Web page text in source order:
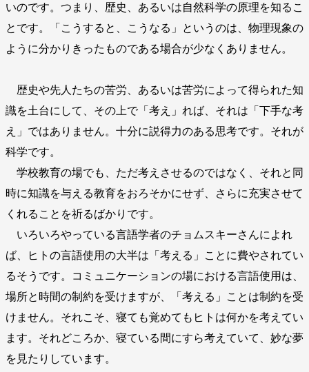
いのです。つまり、歴史、あるいは自然科学の原理を知るこ
とです。「こうすると、こうなる」というのは、物理現象の
ように分かりきったものである場合が少なくありません。
歴史や先人たちの苦労、あるいは苦労によって得られた知
識を土台にして、その上で「考え」れば、それは「下手な考
え」ではありません。十分に説得力のある思考です。それが
科学です。
学校教育の場でも、ただ考えさせるのではなく、それと同
時に知識を与える教育をおろそかにせず、さらに充実させて
くれることを祈るばかりです。
いろいろやっている言語学者のチョムスキーさんによれ
ば、ヒトの言語使用の大半は「考える」ことに費やされてい
るそうです。コミュニケーションの場における言語使用は、
場所と時間の制約を受けますが、「考える」ことは制約を受
けません。それこそ、寝ても覚めてもヒトは何かを考えてい
ます。それどころか、寝ている間にすら考えていて、妙な夢
を見たりしています。